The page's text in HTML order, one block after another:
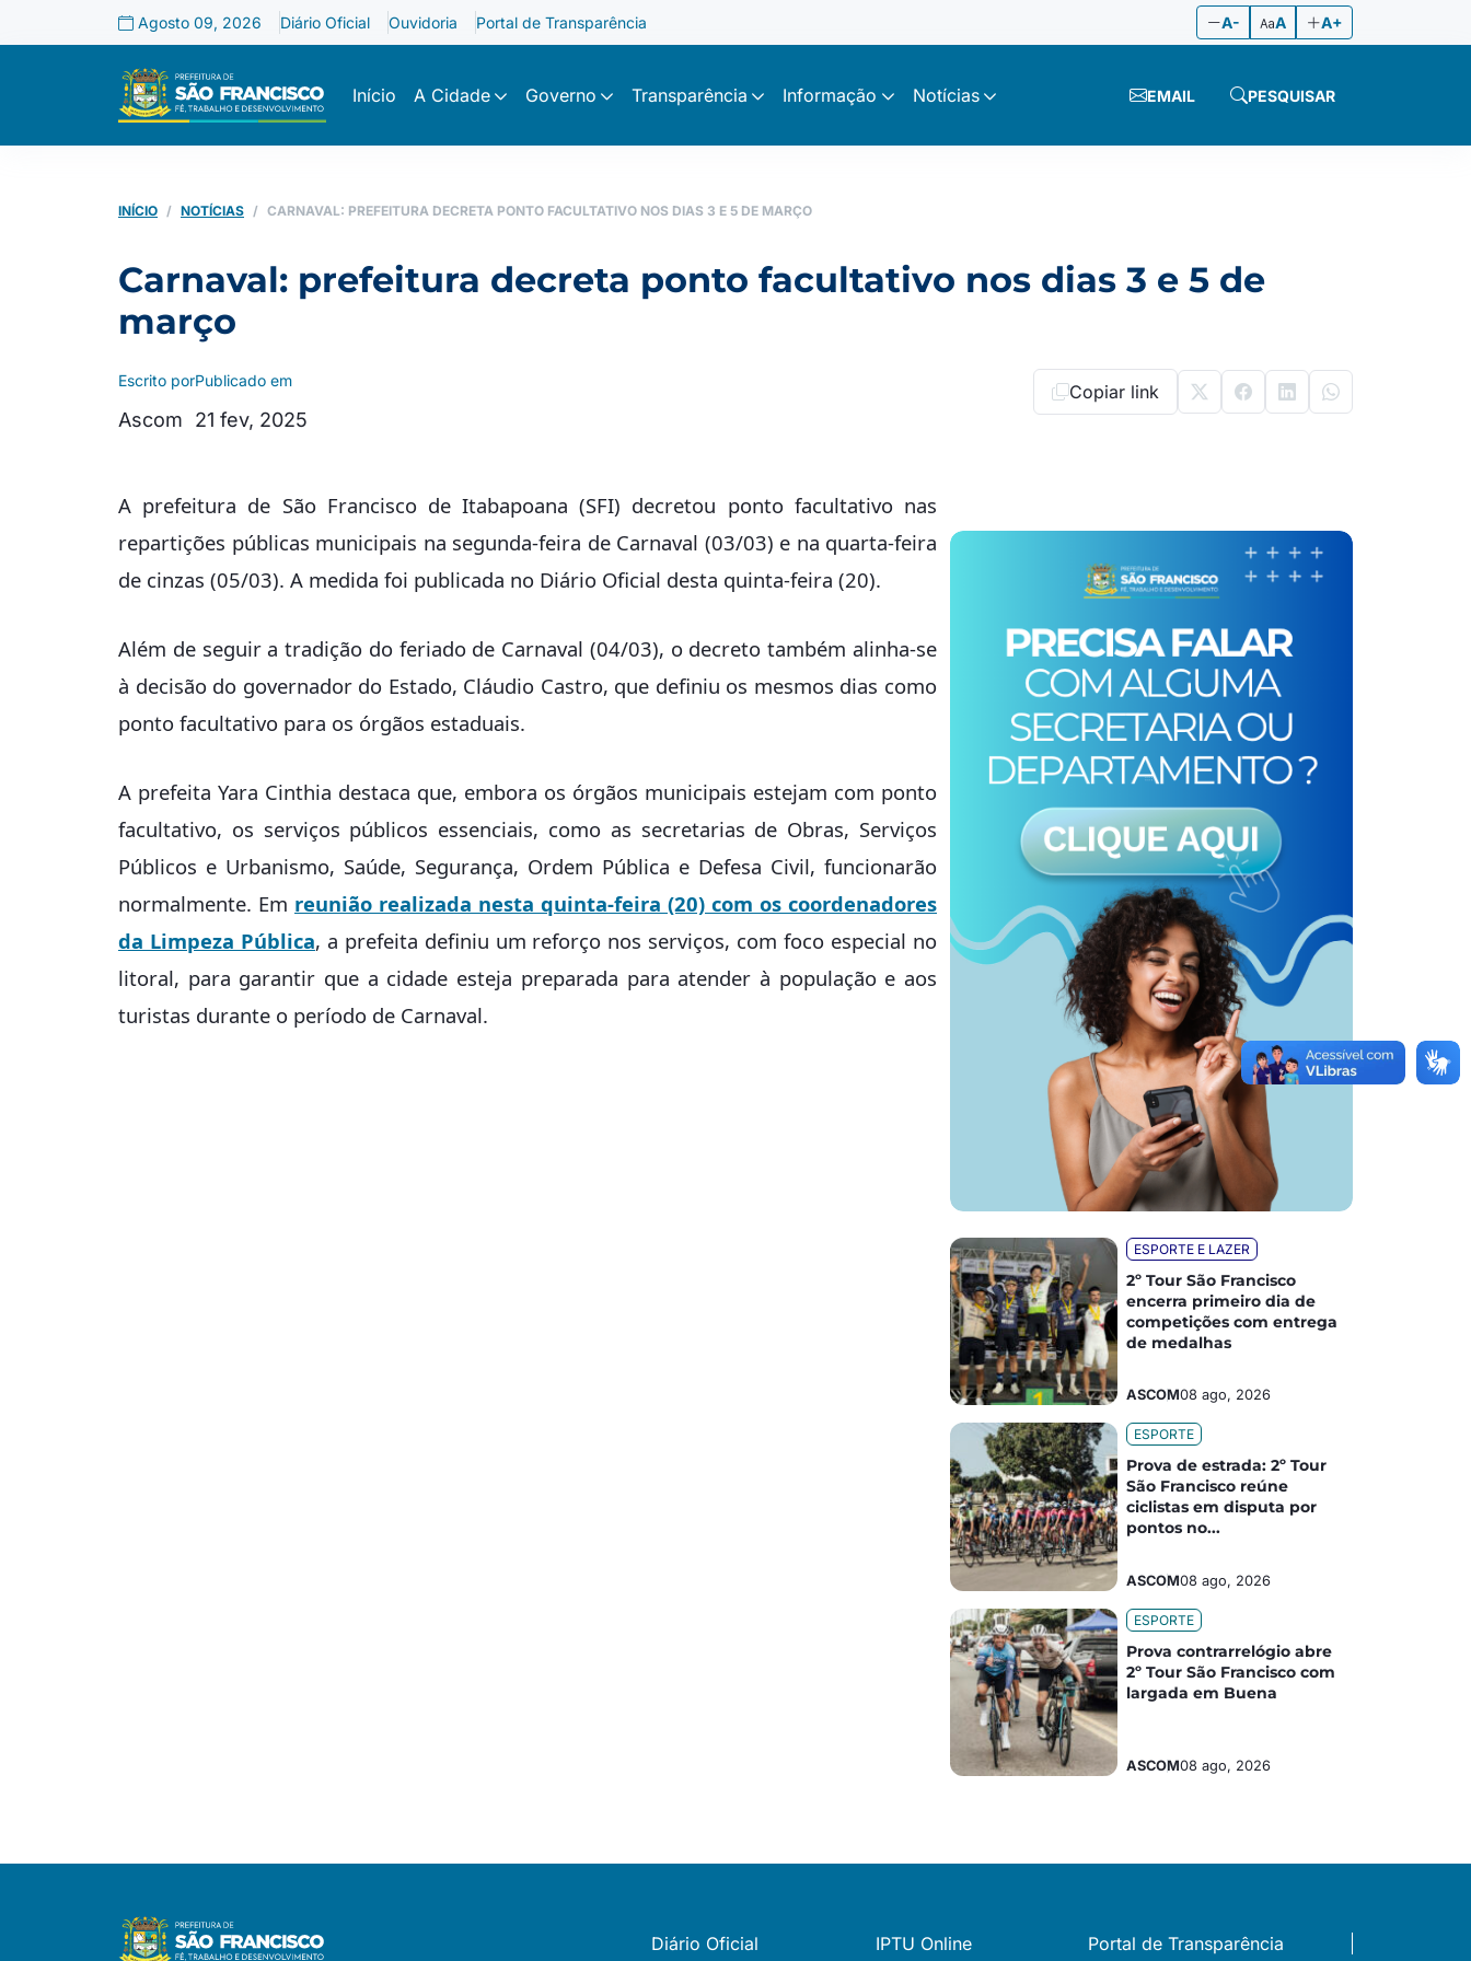
Agosto 09, 2026 Diário Oficial Ouvidoria Portal de Transparência A- A A+
Início A Cidade Governo Transparência Informação Notícias EMAIL PESQUISAR
INÍCIO NOTÍCIAS CARNAVAL: PREFEITURA DECRETA PONTO FACULTATIVO NOS DIAS 3 E 5 DE MARÇO
Carnaval: prefeitura decreta ponto facultativo nos dias 3 e 5 de
março
Escrito por
Ascom
Publicado em
21 fev, 2025
Copiar link
A prefeitura de São Francisco de Itabapoana (SFI) decretou ponto facultativo nas
repartições públicas municipais na segunda-feira de Carnaval (03/03) e na quarta-feira
de cinzas (05/03). A medida foi publicada no Diário Oficial desta quinta-feira (20).
Além de seguir a tradição do feriado de Carnaval (04/03), o decreto também alinha-se
à decisão do governador do Estado, Cláudio Castro, que definiu os mesmos dias como
ponto facultativo para os órgãos estaduais.
A prefeita Yara Cinthia destaca que, embora os órgãos municipais estejam com ponto
facultativo, os serviços públicos essenciais, como as secretarias de Obras, Serviços
Públicos e Urbanismo, Saúde, Segurança, Ordem Pública e Defesa Civil, funcionarão
normalmente. Em reunião realizada nesta quinta-feira (20) com os coordenadores
da Limpeza Pública, a prefeita definiu um reforço nos serviços, com foco especial no
litoral, para garantir que a cidade esteja preparada para atender à população e aos
turistas durante o período de Carnaval.
ESPORTE E LAZER
2º Tour São Francisco
encerra primeiro dia de
competições com entrega
de medalhas
ASCOM08 ago, 2026
ESPORTE
Prova de estrada: 2º Tour
São Francisco reúne
ciclistas em disputa por
pontos no...
ASCOM08 ago, 2026
ESPORTE
Prova contrarrelógio abre
2º Tour São Francisco com
largada em Buena
ASCOM08 ago, 2026
Diário Oficial IPTU Online Portal de Transparência